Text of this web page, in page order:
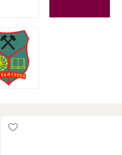
Рекламен материјал , Пластични